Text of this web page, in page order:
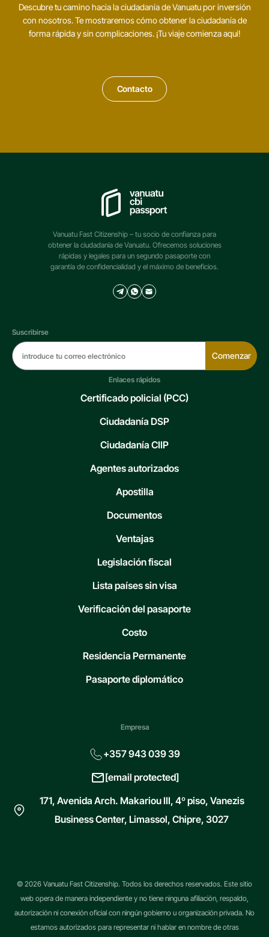
Descubre tu camino hacia la ciudadanía de Vanuatu por inversión
con nosotros. Te mostraremos cómo obtener la ciudadanía de
forma rápida y sin complicaciones. ¡Tu viaje comienza aquí!
Contacto
Vanuatu Fast Citizenship – tu socio de confianza para
obtener la ciudadanía de Vanuatu. Ofrecemos soluciones
rápidas y legales para un segundo pasaporte con
garantía de confidencialidad y el máximo de beneficios.
Suscribirse
Comenzar
Enlaces rápidos
Certificado policial (PCC)
Ciudadanía DSP
Ciudadanía CIIP
Agentes autorizados
Apostilla
Documentos
Ventajas
Legislación fiscal
Lista países sin visa
Verificación del pasaporte
Costo
Residencia Permanente
Pasaporte diplomático
Empresa
+357 943 039 39
[email protected]
171, Avenida Arch. Makariou III, 4º piso, Vanezis
Business Center, Limassol, Chipre, 3027
© 2026 Vanuatu Fast Citizenship. Todos los derechos reservados. Este sitio
web opera de manera independiente y no tiene ninguna afiliación, respaldo,
autorización ni conexión oficial con ningún gobierno u organización privada. No
estamos autorizados para representar ni hablar en nombre de otras